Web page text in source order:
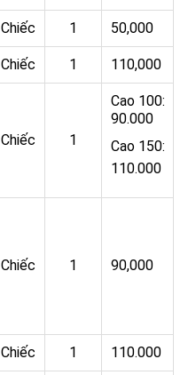
Chiếc 1 50,000
Chiếc 1 110,000
Chiếc 1
Cao 100:
90.000
Cao 150:
110.000
Chiếc 1 90,000
Chiếc 1 110.000